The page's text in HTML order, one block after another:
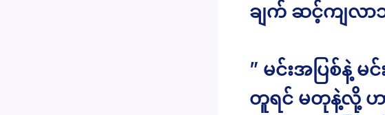
ချက် ဆင့်ကျလ
” မင်းအပြစ်နဲ့ မင်
တူရင် မတုနဲ့လို့ ဟာ